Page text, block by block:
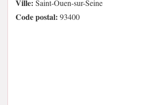
Ville: Saint-Ouen-sur-Seine
Code postal: 93400